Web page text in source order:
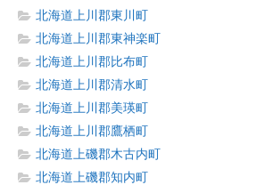
北海道上川郡東川町
北海道上川郡東神楽町
北海道上川郡比布町
北海道上川郡清水町
北海道上川郡美瑛町
北海道上川郡鷹栖町
北海道上磯郡木古内町
北海道上磯郡知内町